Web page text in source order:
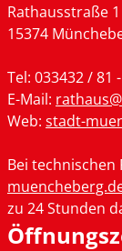
Rathausstraße 1
15374
Tel: 033432 / 81
E-Mail:
Web: stadt-
Bei
zu 24 Stunden